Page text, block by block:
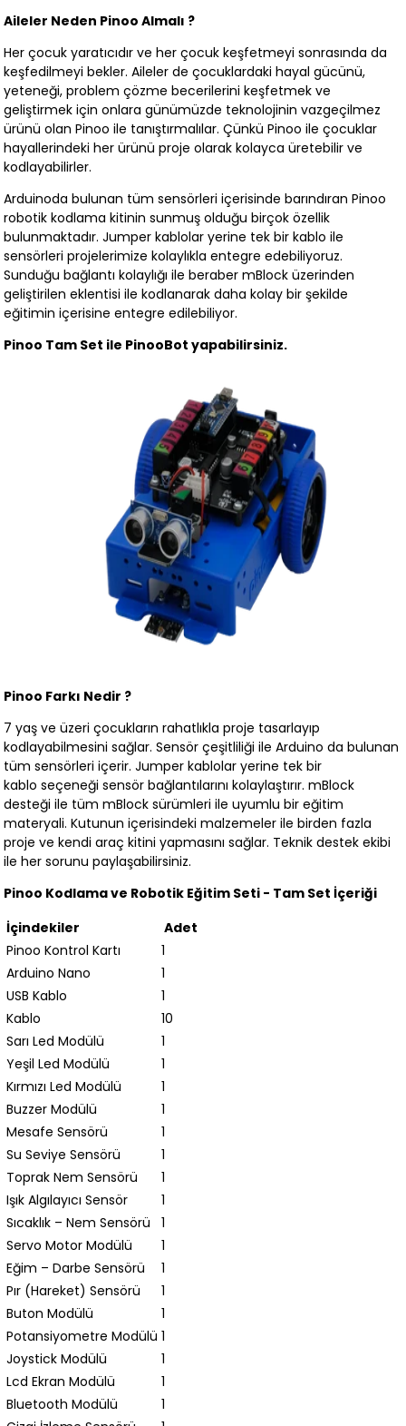
Aileler Neden Pinoo Almalı ?
Her çocuk yaratıcıdır ve her çocuk keşfetmeyi sonrasında da
keşfedilmeyi bekler. Aileler de çocuklardaki hayal gücünü,
yeteneği, problem çözme becerilerini keşfetmek ve
geliştirmek için onlara günümüzde teknolojinin vazgeçilmez
ürünü olan Pinoo ile tanıştırmalılar. Çünkü Pinoo ile çocuklar
hayallerindeki her ürünü proje olarak kolayca üretebilir ve
kodlayabilirler.
Arduinoda bulunan tüm sensörleri içerisinde barındıran Pinoo
robotik kodlama kitinin sunmuş olduğu birçok özellik
bulunmaktadır. Jumper kablolar yerine tek bir kablo ile
sensörleri projelerimize kolaylıkla entegre edebiliyoruz.
Sunduğu bağlantı kolaylığı ile beraber mBlock üzerinden
geliştirilen eklentisi ile kodlanarak daha kolay bir şekilde
eğitimin içerisine entegre edilebiliyor.
Pinoo Tam Set ile PinooBot yapabilirsiniz.
Pinoo Farkı Nedir ?
7 yaş ve üzeri çocukların rahatlıkla proje tasarlayıp
kodlayabilmesini sağlar. Sensör çeşitliliği ile Arduino da bulunan
tüm sensörleri içerir. Jumper kablolar yerine tek bir
kablo seçeneği sensör bağlantılarını kolaylaştırır. mBlock
desteği ile tüm mBlock sürümleri ile uyumlu bir eğitim
materyali. Kutunun içerisindeki malzemeler ile birden fazla
proje ve kendi araç kitini yapmasını sağlar. Teknik destek ekibi
ile her sorunu paylaşabilirsiniz.
Pinoo Kodlama ve Robotik Eğitim Seti - Tam Set İçeriği
İçindekiler
Adet
Pinoo Kontrol Kartı
1
Arduino Nano
1
USB Kablo
1
Kablo
10
Sarı Led Modülü
1
Yeşil Led Modülü
1
Kırmızı Led Modülü
1
Buzzer Modülü
1
Mesafe Sensörü
1
Su Seviye Sensörü
1
Toprak Nem Sensörü
1
Işık Algılayıcı Sensör
1
Sıcaklık – Nem Sensörü
1
Servo Motor Modülü
1
Eğim – Darbe Sensörü
1
Pır (Hareket) Sensörü
1
Buton Modülü
1
Potansiyometre Modülü 1
Joystick Modülü
1
Lcd Ekran Modülü
1
Bluetooth Modülü
1